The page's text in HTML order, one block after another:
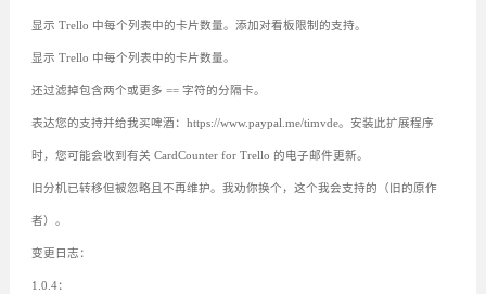
显示 Trello 中每个列表中的卡片数量。添加对看板限制的支持。
显示 Trello 中每个列表中的卡片数量。
还过滤掉包含两个或更多 == 字符的分隔卡。
表达您的支持并给我买啤酒：https://www.paypal.me/timvde。安装此扩展程序
时，您可能会收到有关 CardCounter for Trello 的电子邮件更新。
旧分机已转移但被忽略且不再维护。我劝你换个，这个我会支持的（旧的原作
者）。
变更日志：
1.0.4：